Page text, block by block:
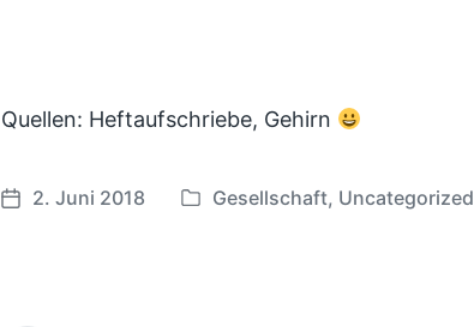
Quellen: Heftaufschriebe, Gehirn
V
2. Juni 2018
V
Gesellschaft, Uncategorized